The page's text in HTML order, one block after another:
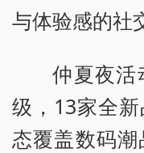
与体验感的社
仲夏夜活
级，13家全
态覆盖数码